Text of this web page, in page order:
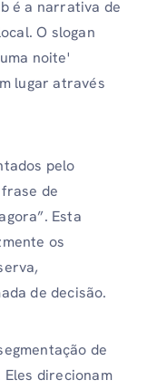
é a narrativa de
O slogan
noite'
lugar através
pelo
de
Esta
os
de decisão.
de
direcionam